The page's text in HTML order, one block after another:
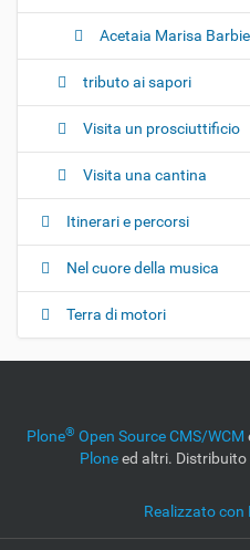
Acetaia Marisa
tributo ai sapori
Visita un prosciuttificio
Visita una cantina
Itinerari e percorsi
Nel cuore della musica
Terra di motori
Plone® Open Source CMS/WCM
Ploneed altri.
Realizzato con